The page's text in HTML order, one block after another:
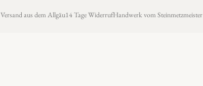
Versand aus dem Allgäu14 Tage WiderrufHandwerk vom Steinmetzmeister